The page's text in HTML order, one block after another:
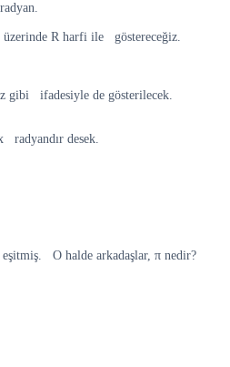
üzerinde R harfi ile göstereceğiz.
gibi ifadesiyle de gösterilecek.
radyandır desek.
O halde arkadaşlar, π nedir?